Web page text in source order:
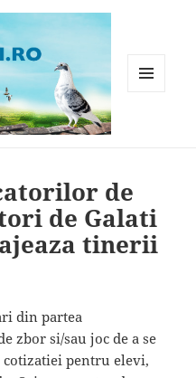
de
de Galati
tinerii
din partea
zbor si/sau joc de a se
pentru elevi,